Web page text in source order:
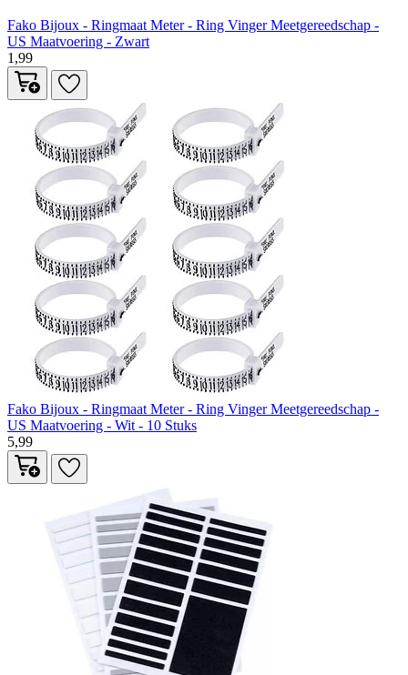
Fako Bijoux - Ringmaat Meter - Ring Vinger Meetgereedschap -
US Maatvoering - Zwart
1,99
Fako Bijoux - Ringmaat Meter - Ring Vinger Meetgereedschap -
US Maatvoering - Wit - 10 Stuks
5,99